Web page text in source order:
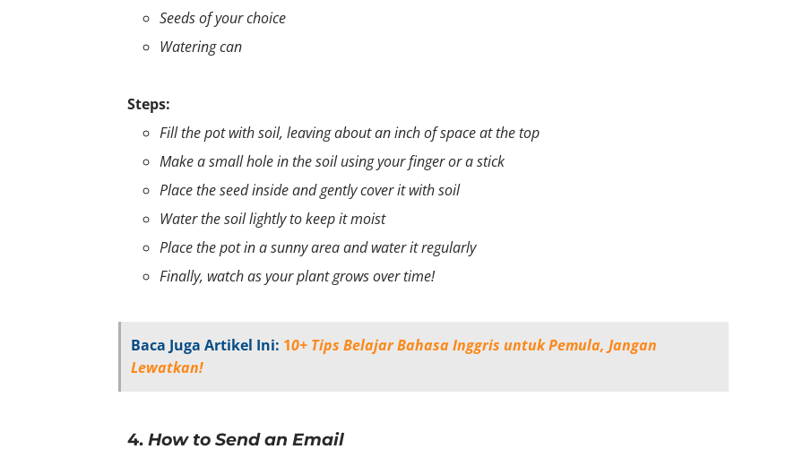
Seeds of your choice
Watering can
Steps:
Fill the pot with soil, leaving about an inch of space at the top
Make a small hole in the soil using your finger or a stick
Place the seed inside and gently cover it with soil
Water the soil lightly to keep it moist
Place the pot in a sunny area and water it regularly
Finally, watch as your plant grows over time!
Baca Juga Artikel Ini: 10+ Tips Belajar Bahasa Inggris untuk Pemula, Jangan
Lewatkan!
4. How to Send an Email